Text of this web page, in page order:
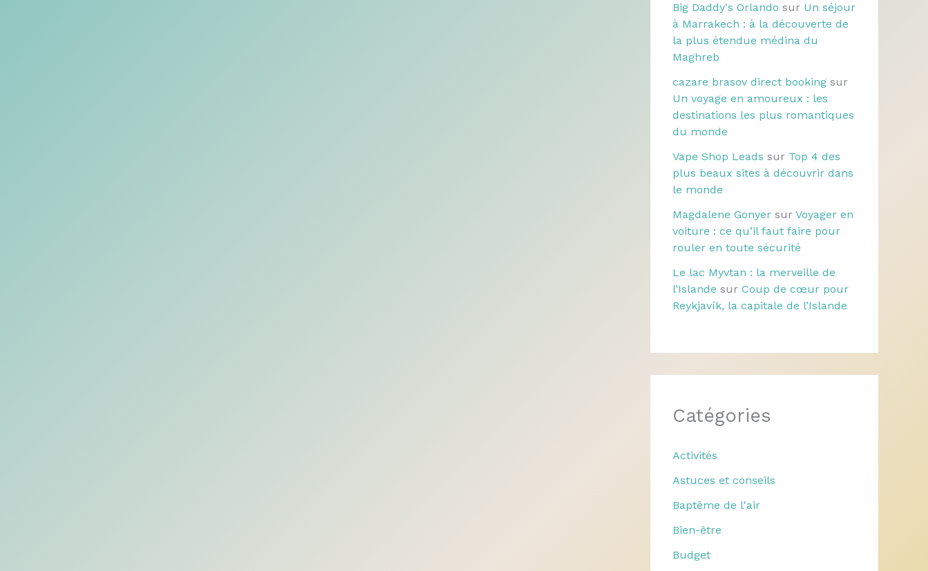
Big Daddy's Orlando sur Un séjour
à Marrakech : à la découverte de
la plus étendue médina du
Maghreb
cazare brasov direct booking sur
Un voyage en amoureux : les
destinations les plus romantiques
du monde
Vape Shop Leads sur Top 4 des
plus beaux sites à découvrir dans
le monde
Magdalene Gonyer sur Voyager en
voiture : ce qu’il faut faire pour
rouler en toute sécurité
Le lac Myvtan : la merveille de
l’Islande sur Coup de cœur pour
Reykjavík, la capitale de l’Islande
Catégories
Activités
Astuces et conseils
Baptême de l'air
Bien-être
Budget